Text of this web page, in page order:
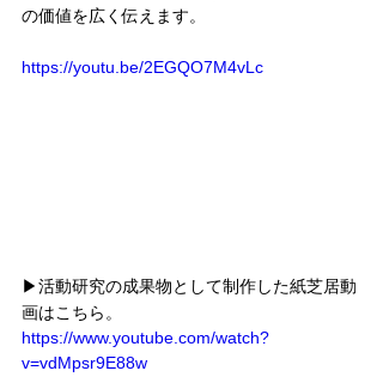
の価値を広く伝えます。
https://youtu.be/2EGQO7M4vLc
▶︎活動研究の成果物として制作した紙芝居動
画はこちら。
https://www.youtube.com/watch?
v=vdMpsr9E88w